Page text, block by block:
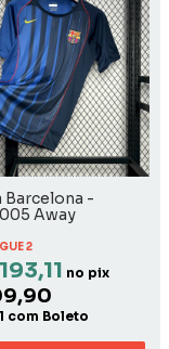
Barcelona -
Away
2
no pix
com Boleto